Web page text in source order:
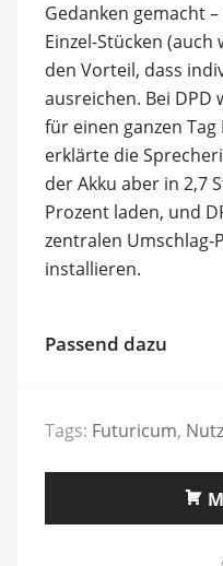
Gedanken gemacht
Einzel-Stücken
den Vorteil, dass
ausreichen. Bei DPD
für einen ganzen
erklärte die
der Akku aber in 2,7
Prozent laden, und
zentralen Umschlag-
installieren.
Passend dazu
Tags: Futuricum,